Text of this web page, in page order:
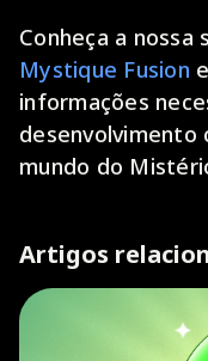
Conheça a nossa
Mystique Fusion
informações
desenvolvimento
mundo do
Artigos